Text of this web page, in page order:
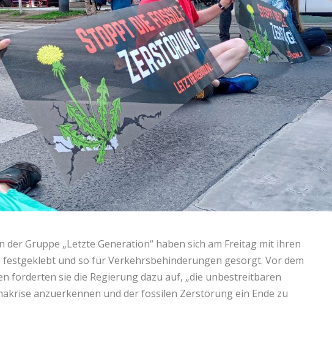
Gruppe „Letzte Generation“ haben sich am Freitag mit ihren
und so für Verkehrsbehinderungen gesorgt. Vor dem
forderten sie die Regierung dazu auf, „die unbestreitbaren
anzuerkennen und der fossilen Zerstörung ein Ende zu